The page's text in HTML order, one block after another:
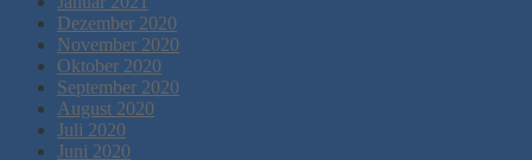
Dezember 2020
November 2020
Oktober 2020
September 2020
August 2020
Juli 2020
Juni 2020